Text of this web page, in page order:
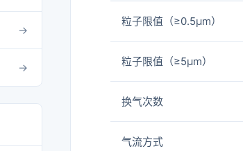
粒子限值（≥0.5μm）
粒子限值（≥5μm）
换气次数
气流方式